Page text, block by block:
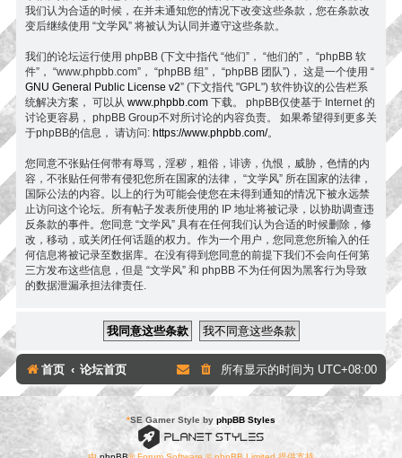
我们认为合适的时候，在并未通知您的情况下改变这些条款，您在条款改
变后继续使用 “文学风” 将被认为认同并遵守这些条款。
我们的论坛运行使用 phpBB (下文中指代 “他们”， “他们的”， “phpBB 软
件”， “www.phpbb.com”， “phpBB 组”， “phpBB 团队”)， 这是一个使用 “
GNU General Public License v2” (下文指代 "GPL") 软件协议的公告栏系
统解决方案， 可以从 www.phpbb.com 下载。 phpBB仅使基于 Internet 的
讨论更容易， phpBB Group不对所讨论的内容负责。 如果希望得到更多关
于phpBB的信息， 请访问: https://www.phpbb.com/。
您同意不张贴任何带有辱骂，淫秽，粗俗，诽谤，仇恨，威胁，色情的内
容，不张贴任何带有侵犯您所在国家的法律， “文学风” 所在国家的法律，
国际公法的内容。以上的行为可能会使您在未得到通知的情况下被永远禁
止访问这个论坛。所有帖子发表所使用的 IP 地址将被记录，以协助调查违
反条款的事件。您同意 “文学风” 具有在任何我们认为合适的时候删除，修
改，移动，或关闭任何话题的权力。作为一个用户，您同意您所输入的任
何信息将被记录至数据库。在没有得到您同意的前提下我们不会向任何第
三方发布这些信息，但是 “文学风” 和 phpBB 不为任何因为黑客行为导致
的数据泄漏承担法律责任.
首页 论坛首页 所有显示的时间为 UTC+08:00
*SE Gamer Style by phpBB Styles